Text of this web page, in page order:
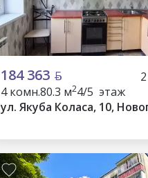
184 363
4 комн.80.3 м24/5 этаж
ул. Якуба Коласа, 10,